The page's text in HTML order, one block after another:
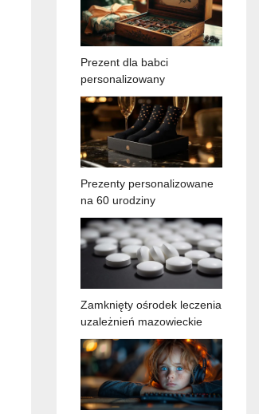
Prezent dla babci
personalizowany
Prezenty personalizowane
na 60 urodziny
Zamknięty ośrodek leczenia
uzależnień mazowieckie